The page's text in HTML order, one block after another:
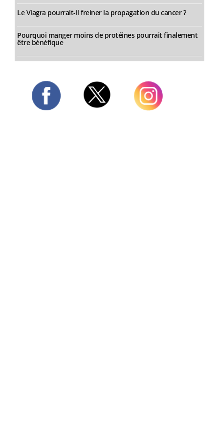
Le Viagra pourrait-il freiner la propagation du cancer ?
Pourquoi manger moins de protéines pourrait finalement
être bénéfique